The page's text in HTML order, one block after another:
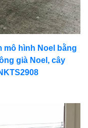
mô hình Noel bằng
già Noel, cây